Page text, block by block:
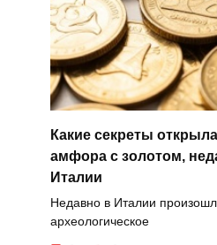
Какие секреты
амфора с золотом,
Италии
Недавно в Италии
археологическое